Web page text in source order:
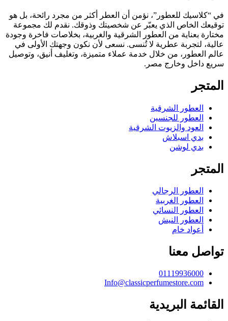
في “كلاسيك للعطور”، نؤمن أن العطر أكثر من مجرد رائحة، بل هو
توقيعك الخاص الذي يعبّر عن شخصيتك وذوقك. نقدم لك مجموعة
مختارة بعناية من العطور الشرقية والغربية، بخلاصات فاخرة وجودة
عالية، لتجربة عطرية لا تُنسى. نسعى لأن نكون وجهتك الأولى في
عالم العطور، من خلال خدمة عملاء متميزة، وتغليف أنيق، وتوصيل
سريع داخل وخارج مصر.
المتجر
العطور الشرقية
العطور للجنسين
العود والزيوت الشرقية
بدي اسبلاش
بدي لوشن
المتجر
العطور الرجالي
العطور الغربية
العطور النسائي
العطور النيش
أعواد خام
تواصل معنا
01119936000
Info@classicperfumestore.com
القائمة البريدية